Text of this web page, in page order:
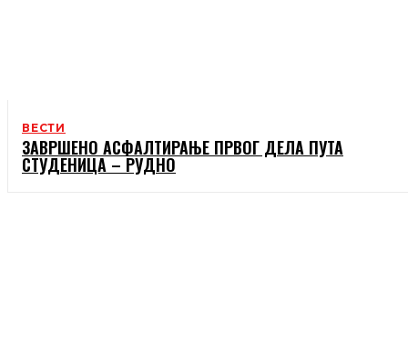
ВЕСТИ
ЗАВРШЕНО АСФАЛТИРАЊЕ ПРВОГ ДЕЛА ПУТА
СТУДЕНИЦА – РУДНО